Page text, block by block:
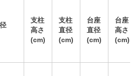
支柱
高さ
(cm)
支柱
直径
(cm)
台座
直径
(cm)
台座
高さ
(cm)